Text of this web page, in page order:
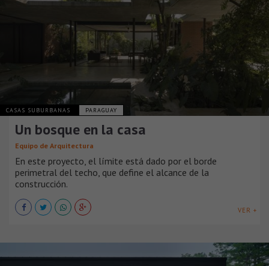
CASAS SUBURBANAS PARAGUAY
Un bosque en la casa
Equipo de Arquitectura
En este proyecto, el límite está dado por el borde
perimetral del techo, que define el alcance de la
construcción.
VER +